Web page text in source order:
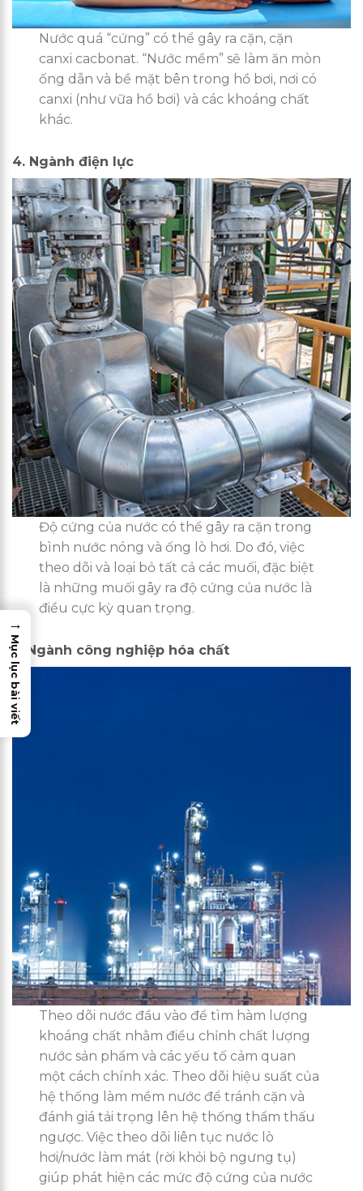
Nước quá “cứng” có thể gây ra cặn, cặn
canxi cacbonat. “Nước mềm” sẽ làm ăn mòn
ống dẫn và bề mặt bên trong hồ bơi, nơi có
canxi (như vữa hồ bơi) và các khoáng chất
khác.
4. Ngành điện lực
Độ cứng của nước có thể gây ra cặn trong
bình nước nóng và ống lò hơi. Do đó, việc
theo dõi và loại bỏ tất cả các muối, đặc biệt
là những muối gây ra độ cứng của nước là
điều cực kỳ quan trọng.
5. Ngành công nghiệp hóa chất
Theo dõi nước đầu vào để tìm hàm lượng
khoáng chất nhằm điều chỉnh chất lượng
nước sản phẩm và các yếu tố cảm quan
một cách chính xác. Theo dõi hiệu suất của
hệ thống làm mềm nước để tránh cặn và
đánh giá tải trọng lên hệ thống thẩm thấu
ngược. Việc theo dõi liên tục nước lò
hơi/nước làm mát (rời khỏi bộ ngưng tụ)
giúp phát hiện các mức độ cứng của nước
→
Mục lục bài viết